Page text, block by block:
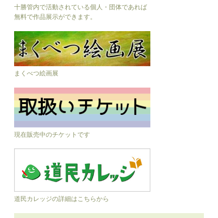
十勝管内で活動されている個人・団体であれば
無料で作品展示ができます。
まくべつ絵画展
現在販売中のチケットです
道民カレッジの詳細はこちらから